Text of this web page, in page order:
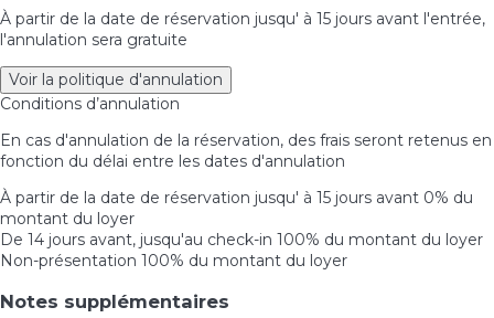
À partir de la date de réservation jusqu' à 15 jours avant l'entrée,
l'annulation sera gratuite
Voir la politique d'annulation
Conditions d’annulation
En cas d'annulation de la réservation, des frais seront retenus en
fonction du délai entre les dates d'annulation
À partir de la date de réservation jusqu' à 15 jours avant 0% du
montant du loyer
De 14 jours avant, jusqu'au check-in 100% du montant du loyer
Non-présentation 100% du montant du loyer
Notes supplémentaires